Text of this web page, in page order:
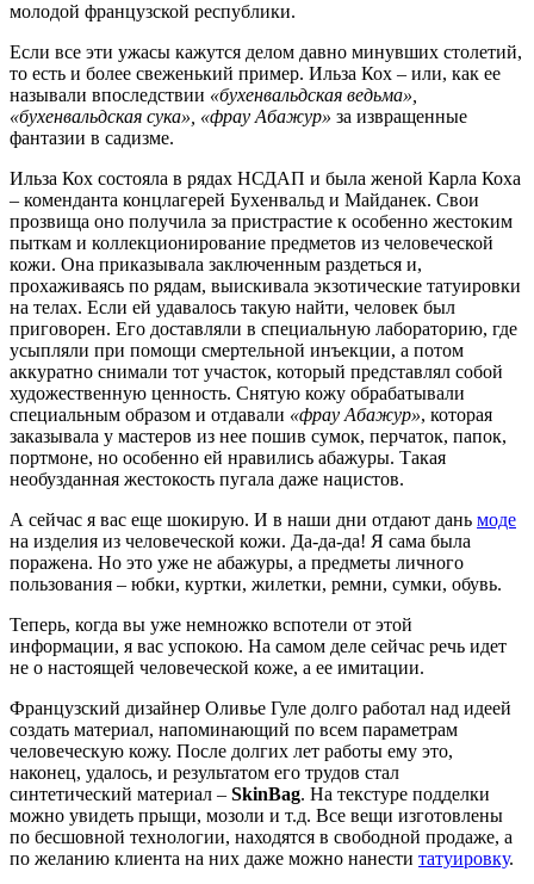
молодой французской республики.
Если все эти ужасы кажутся делом давно минувших столетий,
то есть и более свеженький пример. Ильза Кох – или, как ее
называли впоследствии «бухенвальдская ведьма»,
«бухенвальдская сука», «фрау Абажур» за извращенные
фантазии в садизме.
Ильза Кох состояла в рядах НСДАП и была женой Карла Коха
– коменданта концлагерей Бухенвальд и Майданек. Свои
прозвища оно получила за пристрастие к особенно жестоким
пыткам и коллекционирование предметов из человеческой
кожи. Она приказывала заключенным раздеться и,
прохаживаясь по рядам, выискивала экзотические татуировки
на телах. Если ей удавалось такую найти, человек был
приговорен. Его доставляли в специальную лабораторию, где
усыпляли при помощи смертельной инъекции, а потом
аккуратно снимали тот участок, который представлял собой
художественную ценность. Снятую кожу обрабатывали
специальным образом и отдавали «фрау Абажур», которая
заказывала у мастеров из нее пошив сумок, перчаток, папок,
портмоне, но особенно ей нравились абажуры. Такая
необузданная жестокость пугала даже нацистов.
А сейчас я вас еще шокирую. И в наши дни отдают дань моде
на изделия из человеческой кожи. Да-да-да! Я сама была
поражена. Но это уже не абажуры, а предметы личного
пользования – юбки, куртки, жилетки, ремни, сумки, обувь.
Теперь, когда вы уже немножко вспотели от этой
информации, я вас успокою. На самом деле сейчас речь идет
не о настоящей человеческой коже, а ее имитации.
Французский дизайнер Оливье Гуле долго работал над идеей
создать материал, напоминающий по всем параметрам
человеческую кожу. После долгих лет работы ему это,
наконец, удалось, и результатом его трудов стал
синтетический материал – SkinBag. На текстуре подделки
можно увидеть прыщи, мозоли и т.д. Все вещи изготовлены
по бесшовной технологии, находятся в свободной продаже, а
по желанию клиента на них даже можно нанести татуировку.